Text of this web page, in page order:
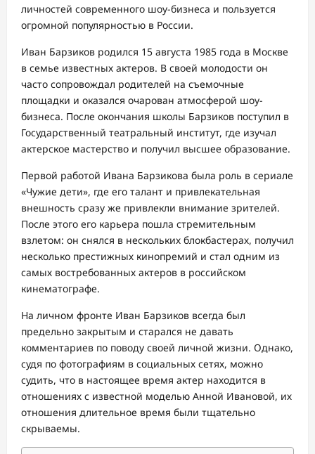
личностей современного шоу-бизнеса и пользуется
огромной популярностью в России.
Иван Барзиков родился 15 августа 1985 года в Москве
в семье известных актеров. В своей молодости он
часто сопровождал родителей на съемочные
площадки и оказался очарован атмосферой шоу-
бизнеса. После окончания школы Барзиков поступил в
Государственный театральный институт, где изучал
актерское мастерство и получил высшее образование.
Первой работой Ивана Барзикова была роль в сериале
«Чужие дети», где его талант и привлекательная
внешность сразу же привлекли внимание зрителей.
После этого его карьера пошла стремительным
взлетом: он снялся в нескольких блокбастерах, получил
несколько престижных кинопремий и стал одним из
самых востребованных актеров в российском
кинематографе.
На личном фронте Иван Барзиков всегда был
предельно закрытым и старался не давать
комментариев по поводу своей личной жизни. Однако,
судя по фотографиям в социальных сетях, можно
судить, что в настоящее время актер находится в
отношениях с известной моделью Анной Ивановой, их
отношения длительное время были тщательно
скрываемы.